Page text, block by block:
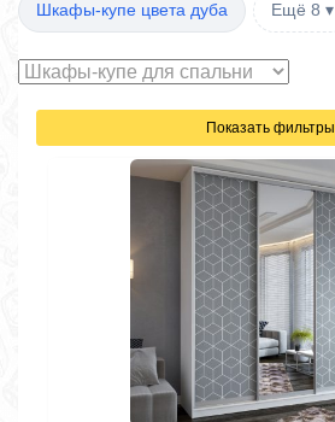
Шкафы-купе цвета дуба Ещё 8 ▾
Показать фильтры